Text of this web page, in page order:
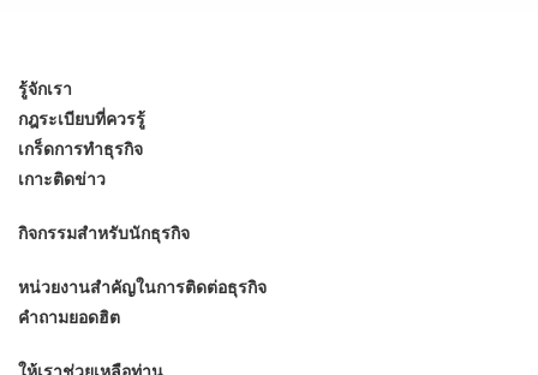
รู้จักเรา
กฎระเบียบที่ควรรู้
เกร็ดการทำธุรกิจ
เกาะติดข่าว
กิจกรรมสำหรับนักธุรกิจ
หน่วยงานสำคัญในการติดต่อธุรกิจ
คำถามยอดฮิต